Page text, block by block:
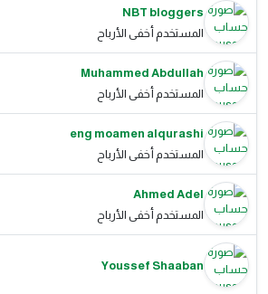
NBT bloggers
المستخدم أخفى الأرباح
Muhammed Abdullah
المستخدم أخفى الأرباح
eng moamen alqurashi
المستخدم أخفى الأرباح
Ahmed Adel
المستخدم أخفى الأرباح
Youssef Shaaban